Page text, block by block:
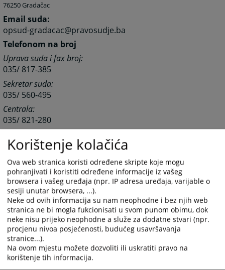
76250 Gradačac
Email suda:
opsud-gradacac@pravosudje.ba
Telefonom na broj
Uprava suda i fax broj:
035/ 817-385
Sekretar suda:
035/ 560-495
Centrala:
035/ 821-280
035/ 560-487
Računovodstvo suda:
035/ 560-494
Sudski izvršitelji:
035/ 560-486
Zemljišnoknjižni ured:
035/817-417
ili za sve zaposlene u Općinskom sudu u Gradačcu
Korištenje kolačića
Ova web stranica koristi određene skripte koje mogu
pohranjivati i koristiti određene informacije iz vašeg
browsera i vašeg uređaja (npr. IP adresa uređaja, varijable o
sesiji unutar browsera, ...).
Neke od ovih informacija su nam neophodne i bez njih web
stranica ne bi mogla fukcionisati u svom punom obimu, dok
neke nisu prijeko neophodne a služe za dodatne stvari (npr.
procjenu nivoa posjećenosti, budućeg usavršavanja
stranice...).
Na ovom mjestu možete dozvoliti ili uskratiti pravo na
korištenje tih informacija.